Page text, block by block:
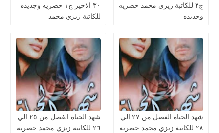
ج٢ للكاتبة زيزي محمد حصريه
وجديده
٣٠ الاخير ج١ حصريه وجديده
للكاتبة زيزي محمد
شهد الحياة الفصل من ٢٧ الي
٢٨ للكاتبة زيزي محمد حصريه
شهد الحياة الفصل من ٢٥ الي
٢٦ للكاتبة زيزي محمد حصريه